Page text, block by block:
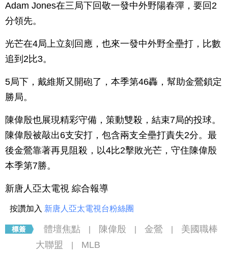
Adam Jones在三局下回敬一發中外野陽春彈，要回2
分領先。
光芒在4局上立刻回應，也來一發中外野全壘打，比數
追到2比3。
5局下，戴維斯又開砲了，本季第46轟，幫助金鶯鎖定
勝局。
陳偉殷也展現精彩守備，策動雙殺，結束7局的投球。
陳偉殷被敲出6支安打，包含兩支全壘打責失2分。最
後金鶯靠著再見阻殺，以4比2擊敗光芒，守住陳偉殷
本季第7勝。
新唐人亞太電視 綜合報導
按讚加入 新唐人亞太電視台粉絲團
體壇焦點 陳偉殷 金鶯
美國職棒
大聯盟
MLB